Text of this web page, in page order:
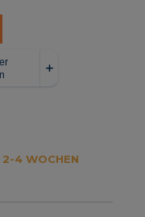
2-4 WOCHEN